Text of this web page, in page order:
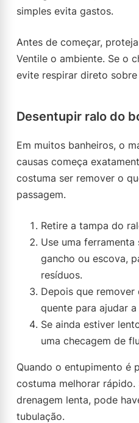
simples evita gastos.
Antes de começar,
Ventile o ambiente. Se o
evite respirar direto
Desentupir ralo do
Em muitos banheiros, o
causas começa
costuma ser remover o
passagem.
Retire a tampa do
Use uma
gancho ou escova,
resíduos.
Depois que
quente para ajudar
Se ainda estiver
uma checagem de
Quando o entupimento é
costuma melhorar rápido.
drenagem lenta, pode
tubulação.